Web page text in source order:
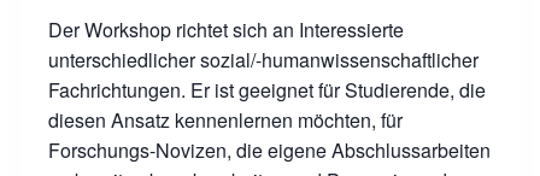
Der Workshop richtet sich an Interessierte
unterschiedlicher sozial/-humanwissenschaftlicher
Fachrichtungen. Er ist geeignet für Studierende, die
diesen Ansatz kennenlernen möchten, für
Forschungs-Novizen, die eigene Abschlussarbeiten